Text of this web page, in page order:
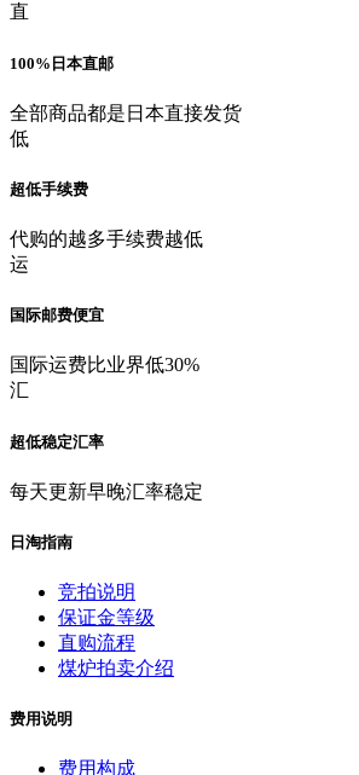
直
100%日本直邮
全部商品都是日本直接发货
低
超低手续费
代购的越多手续费越低
运
国际邮费便宜
国际运费比业界低30%
汇
超低稳定汇率
每天更新早晚汇率稳定
日淘指南
竞拍说明
保证金等级
直购流程
煤炉拍卖介绍
费用说明
费用构成